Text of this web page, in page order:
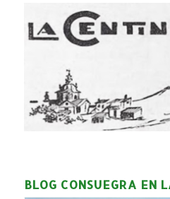
BLOG CONSUEGRA EN